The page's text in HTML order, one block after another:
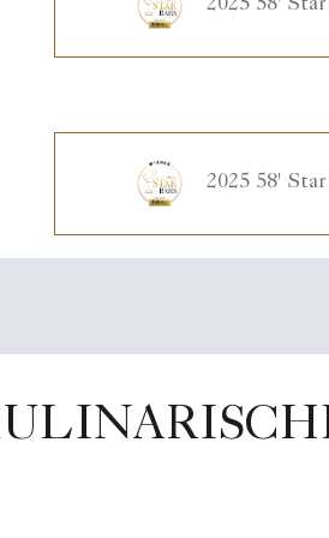
2025 58' Star
2025 58' Star